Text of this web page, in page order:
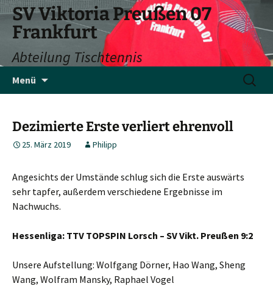
SV Viktoria Preußen 07
Frankfurt
Abteilung Tischtennis
Menü
Suchen
nach:
Dezimierte Erste verliert ehrenvoll
25. März 2019 Philipp
Angesichts der Umstände schlug sich die Erste auswärts
sehr tapfer, außerdem verschiedene Ergebnisse im
Nachwuchs.
Hessenliga: TTV TOPSPIN Lorsch – SV Vikt. Preußen 9:2
Unsere Aufstellung: Wolfgang Dörner, Hao Wang, Sheng
Wang, Wolfram Mansky, Raphael Vogel